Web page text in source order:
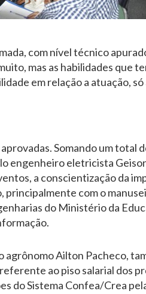
com nível técnico
mas as habilidades que
em relação a atuação,
Somando um total
engenheiro eletricista
a conscientização da
principalmente com o
do Ministério da
agrônomo Ailton Pacheco,
ao piso salarial dos
do Sistema Confea/Crea